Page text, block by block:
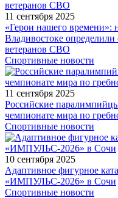
11 сентября 2025
«Герои нашего времени»:
Владивостоке
ветеранов СВО
Спортивные новости
11 сентября 2025
Российские
чемпионате мира по
Спортивные новости
10 сентября 2025
Адаптивное фигурное
«ИМПУЛЬС-2026» в Сочи
Спортивные новости